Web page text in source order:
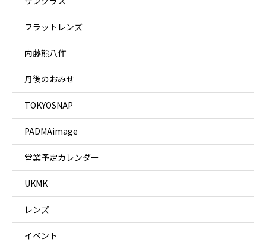
フラットレンズ
内藤熊八作
丹後のおみせ
TOKYOSNAP
PADMAimage
営業予定カレンダー
UKMK
レンズ
イベント